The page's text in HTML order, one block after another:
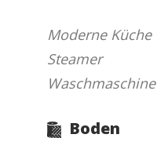
Moderne Küche
Steamer
Waschmaschine
Boden